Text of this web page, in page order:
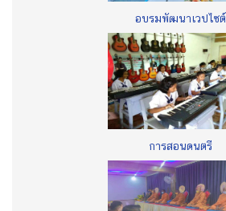
อบรมพัฒนาเวปไซต์
การสอนดนตรี